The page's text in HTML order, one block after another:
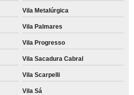
Vila Metalúrgica
Vila Palmares
Vila Progresso
Vila Sacadura Cabral
Vila Scarpelli
Vila Sá